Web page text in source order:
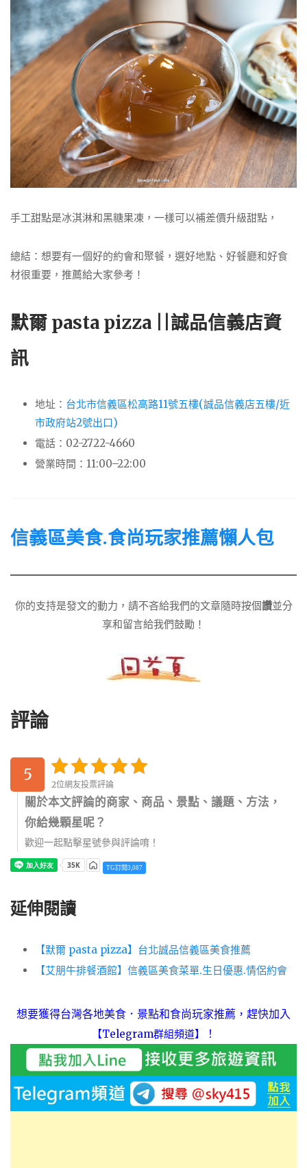
手工甜點是冰淇淋和黑糖果凍，一樣可以補差價升級甜點，
總結：想要有一個好的約會和聚餐，選好地點、好餐廳和好食
材很重要，推薦給大家參考！
默爾 pasta pizza ||誠品信義店資
訊
地址： 台北市信義區松高路11號五樓(誠品信義店五樓/近
市政府站2號出口)
電話：02-2722-4660
營業時間：11:00–22:00
信義區美食.食尚玩家推薦懶人包
你的支持是發文的動力，請不吝給我們的文章隨時按個讚並分
享和留言給我們鼓勵！
評論
5
2位網友投票評論
關於本文評論的商家、商品、景點、議題、方法，
你給幾顆星呢？
歡迎一起點擊星號參與評論唷！
TG訂閱3,087
延伸閱讀
【默爾 pasta pizza】台北誠品信義區美食推薦
【艾朋牛排餐酒館】信義區美食菜單.生日優惠.情侶約會
想要獲得台灣各地美食．景點和食尚玩家推薦，趕快加入
【Telegram群組頻道】 ！